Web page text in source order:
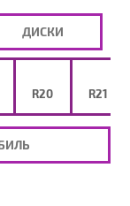
R20 R21
ДИСКИ